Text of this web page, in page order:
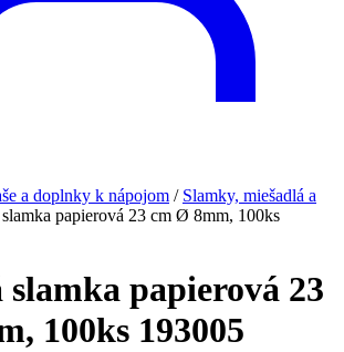
a doplnky k nápojom / Slamky, miešadlá a
papierová 23 cm Ø 8mm, 100ks
papierová 23
100ks 193005